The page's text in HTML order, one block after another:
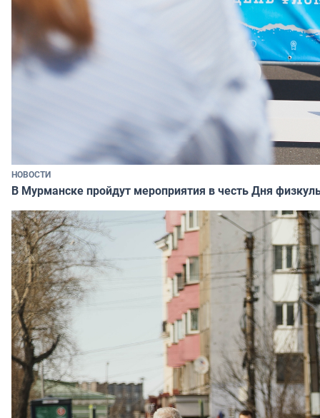
НОВОСТИ
В Мурманске пройдут мероприятия в честь Дня